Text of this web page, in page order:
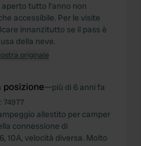
aperto tutto l'anno non
accessibile. Per le visite
innanzitutto se il pass è
della neve.
originale
posizione—più di 6 anni fa
74977
allestito per camper
connessione di
10A, velocità diversa. Molto